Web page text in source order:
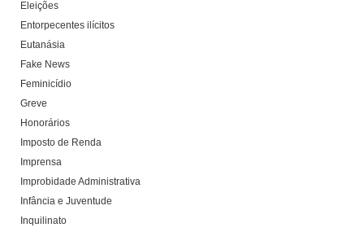
Eleições
Entorpecentes ilícitos
Eutanásia
Fake News
Feminicídio
Greve
Honorários
Imposto de Renda
Imprensa
Improbidade Administrativa
Infância e Juventude
Inquilinato